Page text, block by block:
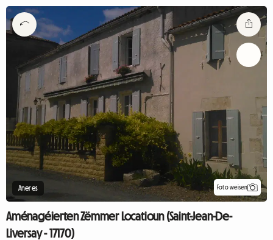
Aneres Foto weisen
Aménagéierten Zëmmer Locatioun (Saint-Jean-De-
Liversay - 17170)